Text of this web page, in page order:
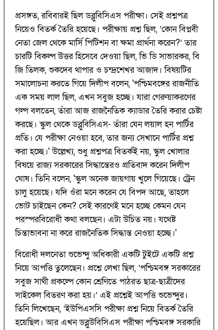
প্রসঙ্গত, রবিবারই ছিল ডব্লুবিসিএস পরীক্ষা। সেই প্রশ্নপত্র
নিয়েও বিতর্ক তৈরি হয়েছে। পরীক্ষায় প্রশ্ন ছিল, ‘কোন বিপ্লবী
নেতা জেল থেকে মার্সি পিটিশন বা ক্ষমা প্রার্থনা করেন?’ তার
চারটি বিকল্প উত্তর হিসেবে দেওয়া ছিল, ভি ডি সাভারকর, বি
জি তিলক, শুকদেব থাপার ও চন্দ্রশেখর আজাদ। বিষয়টির
সমালোচনা করতে গিয়ে দিলীপ বলেন, 'পশ্চিমবঙ্গের রাজনীতি
এক সময় লাল ছিল, এখন সবুজ হচ্ছে। যারা গেরুয়াকরণের
গল্প বলতেন, তাঁরা আজ রাজনৈতিক ক্যাডার তৈরি করার চেষ্টা
করছে। স্কুল থেকে ডব্লুবিসিএস- তাঁরা যেন লয়াল হন পার্টির
প্রতি। যে পরীক্ষা নেওয়া হবে, তার জন্য সেখানে পার্টির প্রশ্ন
করা হচ্ছে।' উল্লেখ্য, শুধু প্রশ্নপত্র বিতর্কই নয়, স্কুল খোলার
বিষয়ে রাজ্য সরকারের সিদ্ধান্তেরও প্রতিবাদ করেন দিলীপ
ঘোষ। তিনি বলেন, 'স্কুল অনেক জায়গায় খুলে গিয়েছে। ট্রেন
চালু হয়েছে। যদি ওঁরা মনে করেন যে বিপদ আছে, তাহলে
ভোট চাইছেন কেন? সেই কারণেই মনে হচ্ছে কেমন যেন
পরস্পরবিরোধী কথা বলছেন। এটা উচিত নয়। যথেষ্ট
চিন্তাভাবনা না করে রাজনৈতিক সিদ্ধান্ত নেওয়া হচ্ছে।'
বিরোধী দলনেতা শুভেন্দু অধিকারী একটি টুইটে একটি প্রশ্ন
নিয়ে আপত্তি তুলেছেন। প্রশ্নে লেখা ছিল, ‘পশ্চিমবঙ্গ সরকারের
সবুজ সাথী প্রকল্পে কোন শ্রেণিতে পাঠরত ছাত্র-ছাত্রীদের
সাইকেল বিতরণ করা হয়।’ এই প্রশ্নেই আপত্তি শুভেন্দুর।
তিনি লিখেছেন, ‘ইউপিএসসি পরীক্ষা প্রশ্ন নিয়ে বিতর্ক তৈরি
হয়েছিল। আর এখন ডব্লুউবিসিএস পরীক্ষা পশ্চিমবঙ্গ সরকারি